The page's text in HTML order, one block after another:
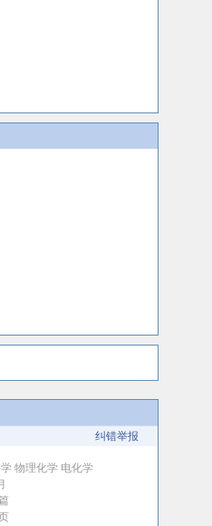
纠错举报
物理化学 电化学